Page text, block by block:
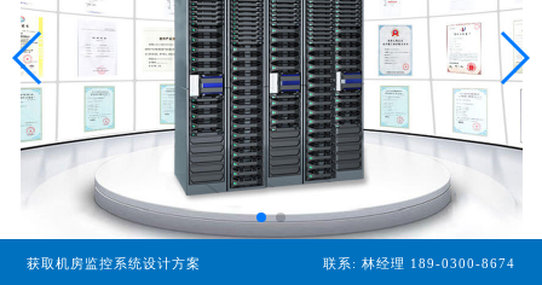
获取机房监控系统设计方案 联系: 林经理 189-0300-8674
专业型主机